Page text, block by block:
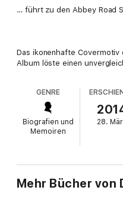
… führt zu den Abbey Road
Das ikonenhafte
Album löste einen
vergessen die Red Hot
bekleidet den Spuren der
Die Abbey Road Studios
magischen Orte entwickelt,
Wars-Filmen wurden in dem
zeitgenössische Interpreten
GENRE
Biografien und
Memoiren
28.
Mehr Bücher von